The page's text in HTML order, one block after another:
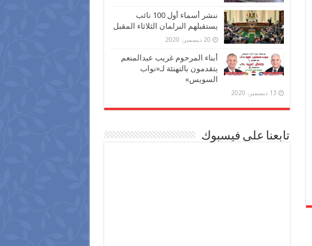
ننشر أسماء أول 100 نائب
يستقبلهم البرلمان الثلاثاء المقبل
20 ديسمبر، 2020
أبناء المرحوم غريب عبدالمنعم
يتقدمون بالتهنئة لـ«نواب
السويس»
13 ديسمبر، 2020
تابعنا على فيسبوك